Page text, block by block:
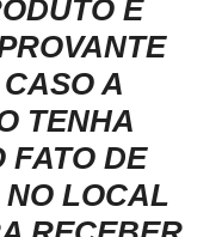
E
A
TENHA
FATO DE
NO LOCAL